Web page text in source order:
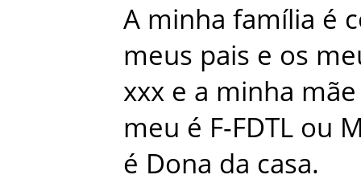
A minha família é
meus pais e os
xxx e a minha mãe
meu é F-FDTL ou
é Dona da casa.